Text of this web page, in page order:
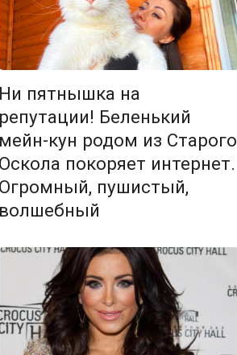
Ни пятнышка на
репутации! Беленький
мейн-кун родом из Старого
Оскола покоряет интернет.
Огромный, пушистый,
волшебный